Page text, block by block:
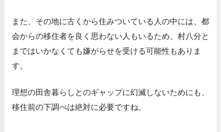
また、その地に古くから住みついている人の中には、都
会からの移住者を良く思わない人もいるため、村八分と
まではいかなくても嫌がらせを受ける可能性もありま
す。
理想の田舎暮らしとのギャップに幻滅しないためにも、
移住前の下調べは絶対に必要ですね。